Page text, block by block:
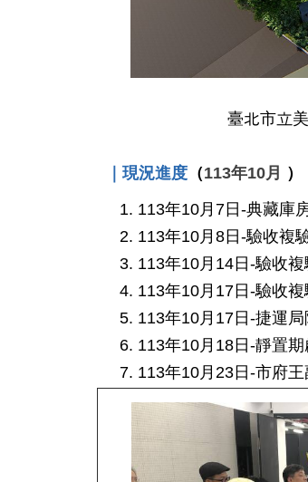
臺北市立
｜現況進度 （113年10月 ）
113年10月7日-典藏庫
113年10月8日-驗收複
113年10月14日-驗收複
113年10月17日-驗收複
113年10月17日-捷運局
113年10月18日-靜置期
113年10月23日-市府王